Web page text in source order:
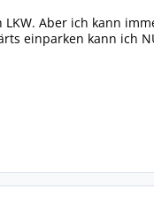
Aber ich kann
einparken kann ich